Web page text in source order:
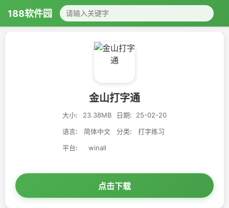
188软件园
金山打字通
大小: 23.38MB 日期:
25-02-20
语言:
简体中文 分类:
打字练习
平台:
winall
点击下载